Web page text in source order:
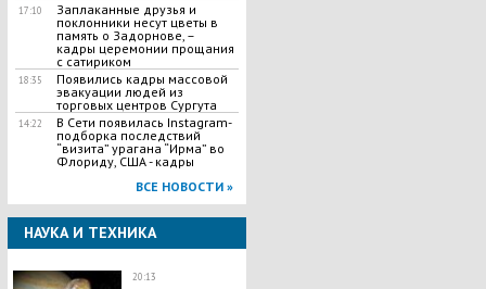
17:10
Заплаканные друзья и
поклонники несут цветы в
память о Задорнове, –
кадры церемонии прощания
с сатириком
18:35
Появились кадры массовой
эвакуации людей из
торговых центров Сургута
14:22
В Сети появилась Іnstagram-
подборка последствий
“визита” урагана “Ирма” во
Флориду, США - кадры
ВСЕ НОВОСТИ »
НАУКА И ТЕХНИКА
20:13